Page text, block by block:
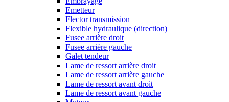
Emetteur
Flector transmission
Flexible hydraulique (direction)
Fusee arrière droit
Fusee arrière gauche
Galet tendeur
Lame de ressort arrière droit
Lame de ressort arrière gauche
Lame de ressort avant droit
Lame de ressort avant gauche